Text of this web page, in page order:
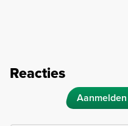
Reacties